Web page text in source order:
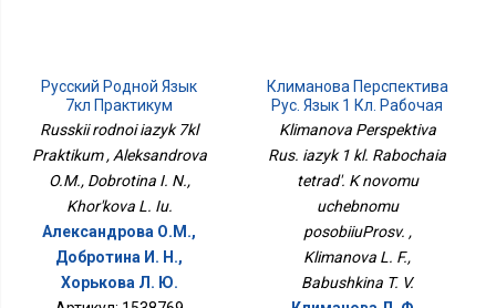
Русский Родной Язык
7кл Практикум
Russkii rodnoi iazyk 7kl
Praktikum , Aleksandrova
O.M., Dobrotina I. N.,
Khor'kova L. Iu.
Александрова О.М.,
Добротина И. Н.,
Хорькова Л. Ю.
Климанова Перспектива
Рус. Язык 1 Кл. Рабочая
Тетрадь. К Новому
Учебному
ПособиюПросв.
Klimanova Perspektiva
Rus. iazyk 1 kl. Rabochaia
tetrad'. K novomu
uchebnomu
posobiiuProsv. ,
Klimanova L. F.,
Babushkina T. V.